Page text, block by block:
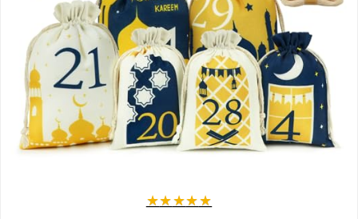
★★★★★